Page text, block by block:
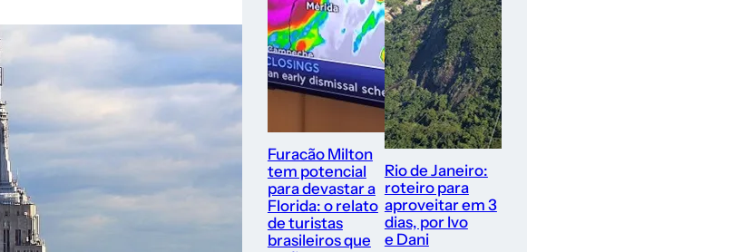
Furacão Milton
tem potencial
para devastar a
Florida: o relato
de turistas
brasileiros que
Rio de Janeiro:
roteiro para
aproveitar em 3
dias, por Ivo
e Dani